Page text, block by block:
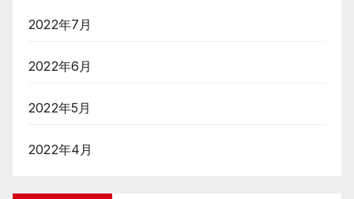
2022年7月
2022年6月
2022年5月
2022年4月